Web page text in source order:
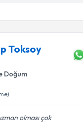
Toksoy
Doğum
olması çok